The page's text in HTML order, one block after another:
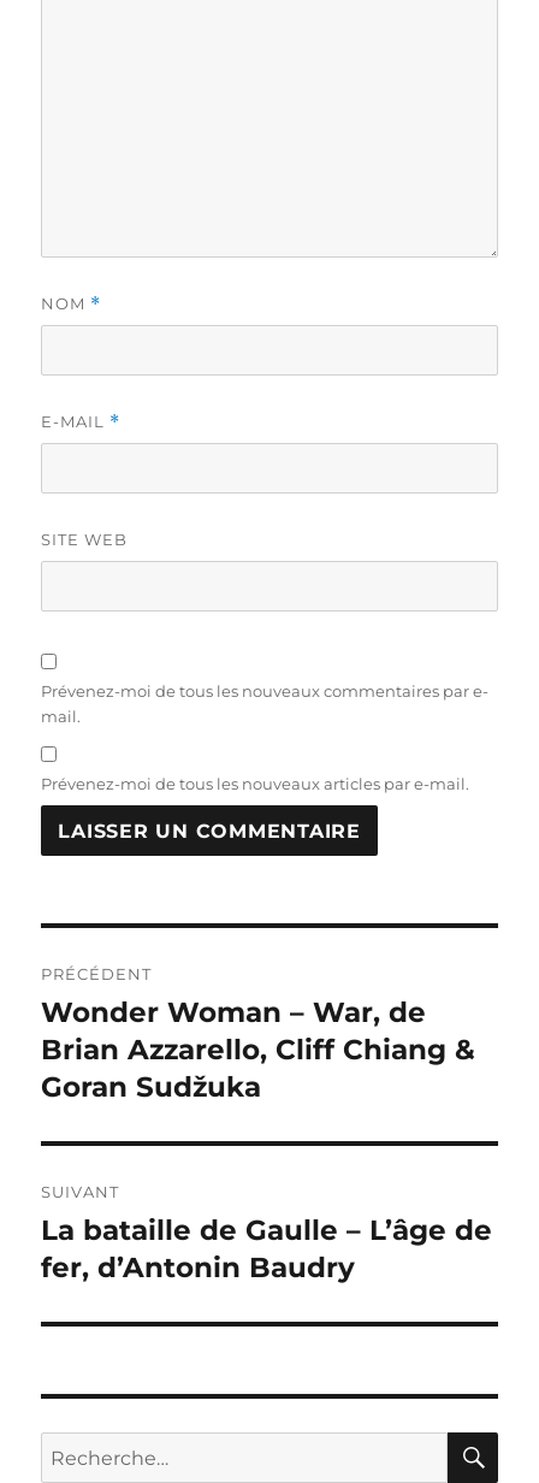
NOM *
E-MAIL *
SITE WEB
Prévenez-moi de tous les nouveaux commentaires par e-
mail.
Prévenez-moi de tous les nouveaux articles par e-mail.
de
l’article
PRÉCÉDENT
Publication
précédente :
Wonder Woman – War, de
Brian Azzarello, Cliff Chiang &
Goran Sudžuka
SUIVANT
Publication
suivante :
La bataille de Gaulle – L’âge de
fer, d’Antonin Baudry
Recherche